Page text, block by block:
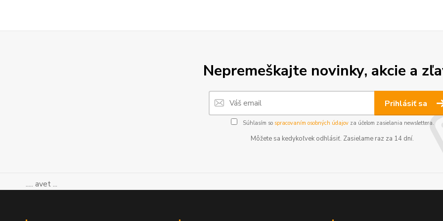
Nepremeškajte novinky, akcie a
Prihlásiť sa
Súhlasím so spracovaním osobných údajovza účelom zasielania newslettera.
Môžete sa kedykoľvek odhlásiť. Zasielame raz za 14 dní.
..... avet ...